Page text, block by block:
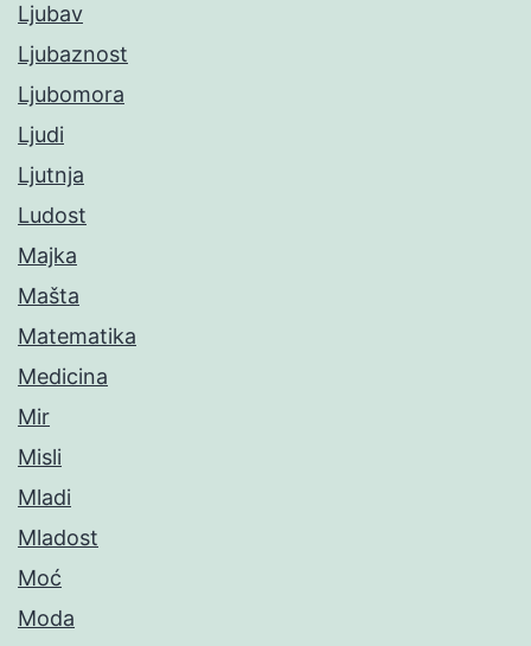
Ljubav
Ljubaznost
Ljubomora
Ljudi
Ljutnja
Ludost
Majka
Mašta
Matematika
Medicina
Mir
Misli
Mladi
Mladost
Moć
Moda